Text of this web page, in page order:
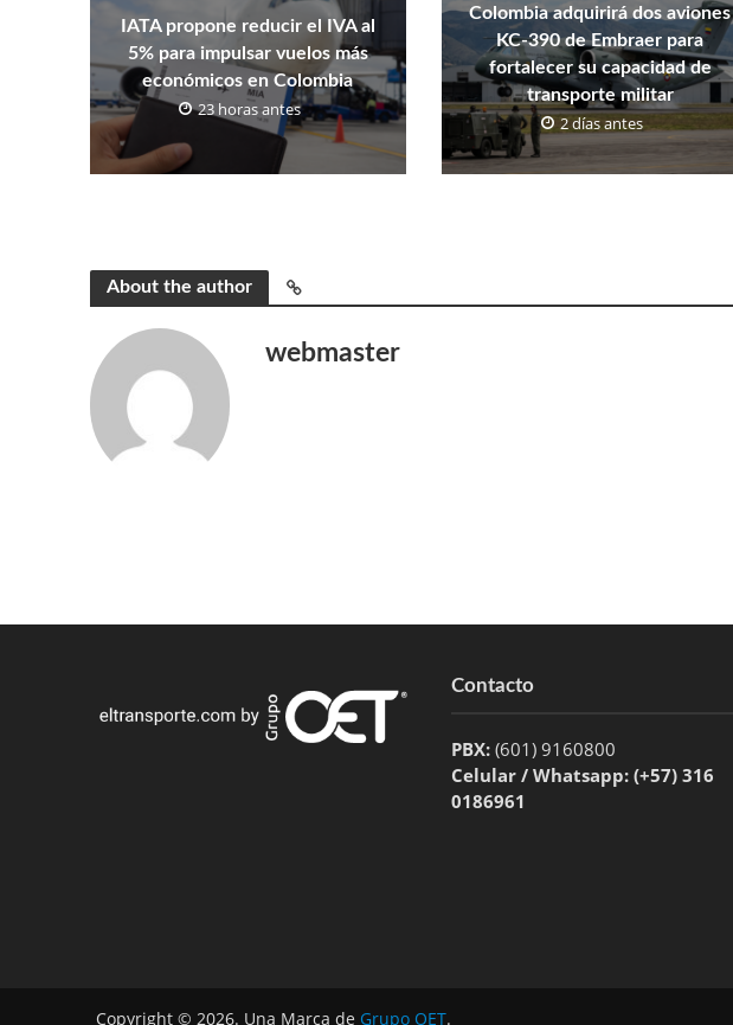
IATA propone reducir el IVA al
5% para impulsar vuelos más
económicos en Colombia
23 horas antes
Colombia adquirirá dos aviones
KC-390 de Embraer para
fortalecer su capacidad de
transporte militar
2 días antes
About the author
webmaster
Contacto
PBX: (601) 9160800
Celular / Whatsapp: (+57) 316
0186961
Copyright © 2026. Una Marca de Grupo OET.